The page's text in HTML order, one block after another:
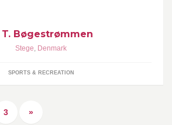
T. Bøgestrømmen
Stege, Denmark
SPORTS & RECREATION
3 »